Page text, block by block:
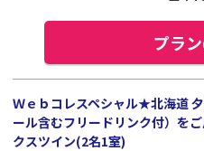
プラ
Ｗｅｂコレスペシャル★北海道
ール含むフリードリンク付）を
クスツイン(2名1室)